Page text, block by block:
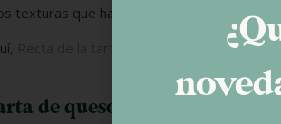
texturas que hace que se convierta en un
Recta de la tarta de queso mascarpone y
de queso y aguacate